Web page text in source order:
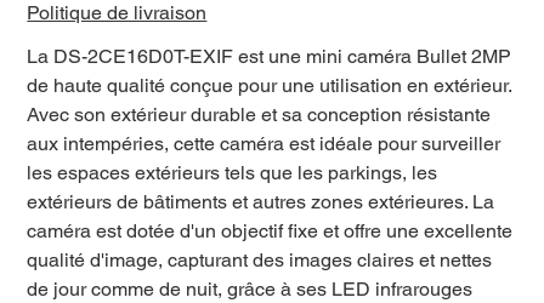
Politique de livraison
La DS-2CE16D0T-EXIF est une mini caméra Bullet 2MP
de haute qualité conçue pour une utilisation en extérieur.
Avec son extérieur durable et sa conception résistante
aux intempéries, cette caméra est idéale pour surveiller
les espaces extérieurs tels que les parkings, les
extérieurs de bâtiments et autres zones extérieures. La
caméra est dotée d'un objectif fixe et offre une excellente
qualité d'image, capturant des images claires et nettes
de jour comme de nuit, grâce à ses LED infrarouges